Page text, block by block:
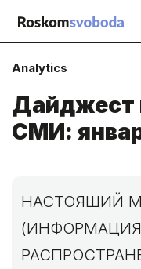
Analytics
Дайджест
СМИ:
НАСТОЯЩИЙ